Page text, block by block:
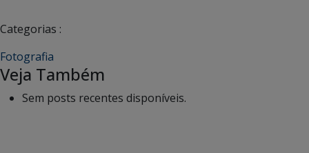
Categorias :
Fotografia
Veja Também
Sem posts recentes disponíveis.